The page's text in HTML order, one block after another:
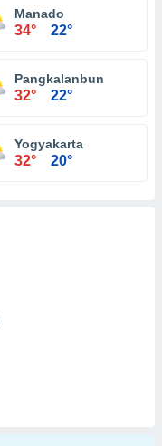
Manado
34° 22°
Pangkalanbun
32° 22°
Yogyakarta
32° 20°